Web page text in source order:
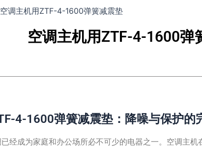
空调主机用ZTF-4-1600弹簧减震垫
空调主机用ZTF-4-1600弹
4-1600弹簧减震垫：降噪与保护的
经成为家庭和办公场所必不可少的电器之一。空调主